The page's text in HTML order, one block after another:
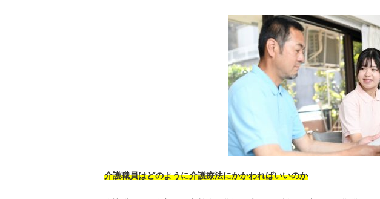
介護職員はどのように介護療法にかかわればいいのか